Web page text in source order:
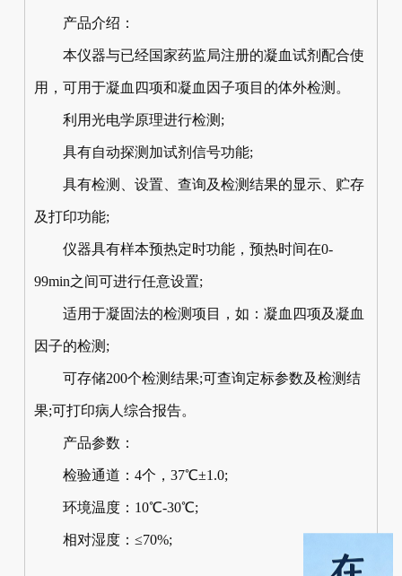
产品介绍：
本仪器与已经国家药监局注册的凝血试剂配合使
用，可用于凝血四项和凝血因子项目的体外检测。
利用光电学原理进行检测;
具有自动探测加试剂信号功能;
具有检测、设置、查询及检测结果的显示、贮存
及打印功能;
仪器具有样本预热定时功能，预热时间在0-
99min之间可进行任意设置;
适用于凝固法的检测项目，如：凝血四项及凝血
因子的检测;
可存储200个检测结果;可查询定标参数及检测结
果;可打印病人综合报告。
产品参数：
检验通道：4个，37℃±1.0;
环境温度：10℃-30℃;
相对湿度：≤70%;